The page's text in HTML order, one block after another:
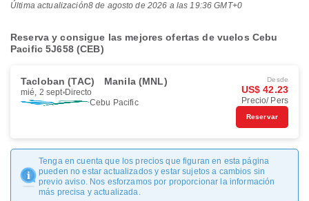
Última actualización8 de agosto de 2026 a las 19:36 GMT+0
Reserva y consigue las mejores ofertas de vuelos Cebu
Pacific 5J658 (CEB)
Tacloban (TAC) Manila (MNL)
mié, 2 sept Directo
Cebu Pacific
Desde
US$ 42.23
Precio/ Pers
Reservar
Tenga en cuenta que los precios que figuran en esta página
pueden no estar actualizados y estar sujetos a cambios sin
previo aviso. Nos esforzamos por proporcionar la información
más precisa y actualizada.